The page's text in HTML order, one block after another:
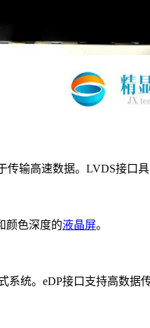
输高速数据。LVDS接口
颜色深度的液晶屏。
统。eDP接口支持高数据